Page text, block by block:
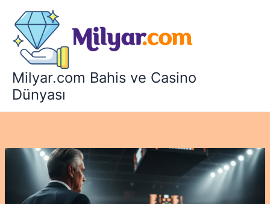
Milyar.com Bahis ve Casino
Dünyası